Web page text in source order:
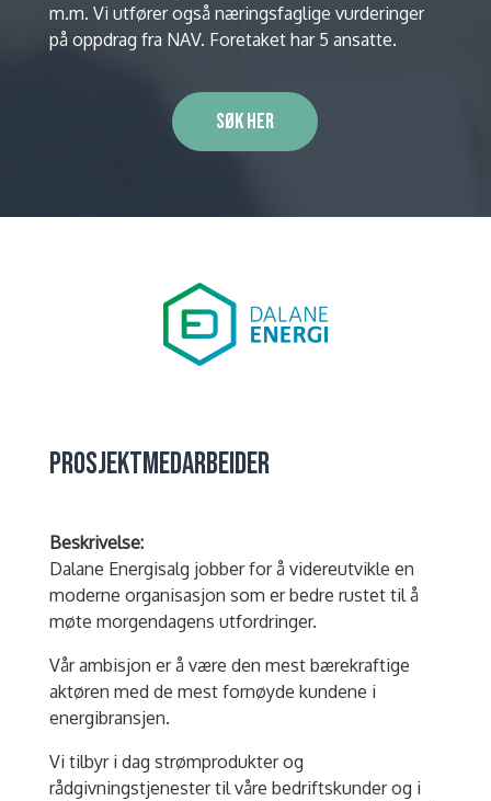
m.m. Vi utfører også næringsfaglige vurderinger
på oppdrag fra NAV. Foretaket har 5 ansatte.
Søk her
PROSJEKTMEDARBEIDER
Beskrivelse:
Dalane Energisalg jobber for å videreutvikle en
moderne organisasjon som er bedre rustet til å
møte morgendagens utfordringer.
Vår ambisjon er å være den mest bærekraftige
aktøren med de mest fornøyde kundene i
energibransjen.
Vi tilbyr i dag strømprodukter og
rådgivningstjenester til våre bedriftskunder og i